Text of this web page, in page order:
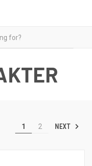
1 2 NEXT